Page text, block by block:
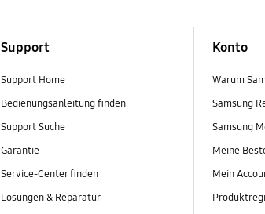
Support
Support Home
Bedienungsanleitung finden
Support Suche
Garantie
Service-Center finden
Lösungen & Reparatur
Konto
Warum
Samsung
Samsung
Meine
Mein